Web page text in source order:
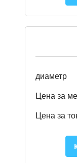
диаметр
Цена за
Цена за